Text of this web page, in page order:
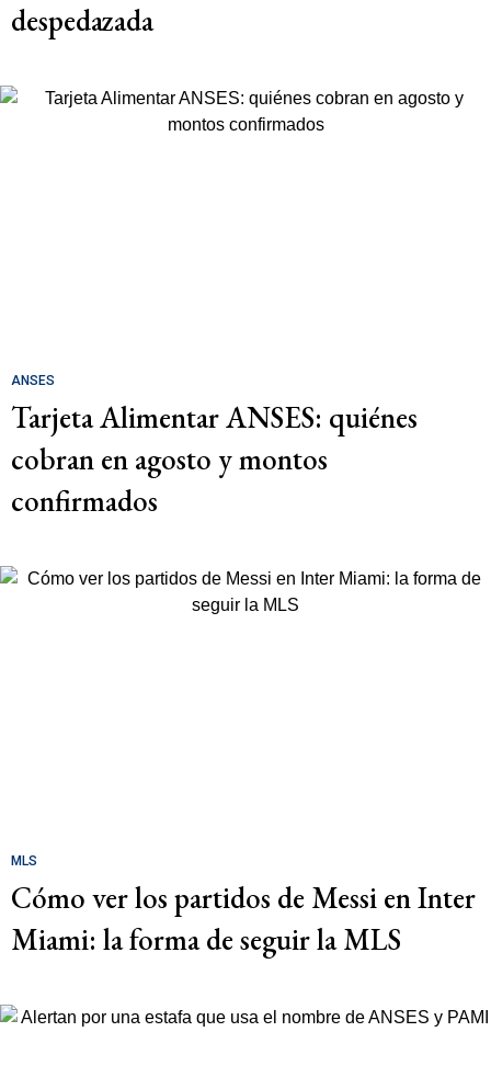
despedazada
ANSES
Tarjeta Alimentar ANSES: quiénes
cobran en agosto y montos
confirmados
MLS
Cómo ver los partidos de Messi en Inter
Miami: la forma de seguir la MLS